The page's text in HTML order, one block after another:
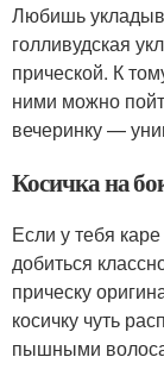
Любишь
голливудская
прической. К
ними можно
вечеринку —
Косичка на
Если у тебя
добиться
прическу
косичку чуть
пышными